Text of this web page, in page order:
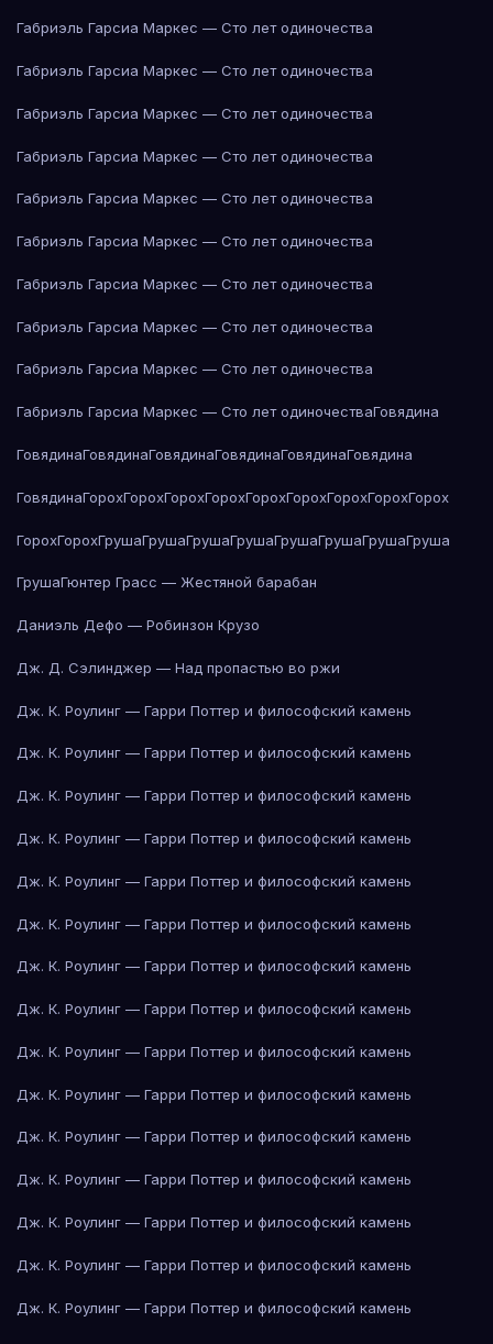
Габриэль Гарсиа Маркес — Сто лет одиночества
Габриэль Гарсиа Маркес — Сто лет одиночества
Габриэль Гарсиа Маркес — Сто лет одиночества
Габриэль Гарсиа Маркес — Сто лет одиночества
Габриэль Гарсиа Маркес — Сто лет одиночества
Габриэль Гарсиа Маркес — Сто лет одиночества
Габриэль Гарсиа Маркес — Сто лет одиночества
Габриэль Гарсиа Маркес — Сто лет одиночества
Габриэль Гарсиа Маркес — Сто лет одиночества
Габриэль Гарсиа Маркес — Сто лет одиночестваГовядина
ГовядинаГовядинаГовядинаГовядинаГовядинаГовядина
ГовядинаГорохГорохГорохГорохГорохГорохГорохГорохГорох
ГорохГорохГрушаГрушаГрушаГрушаГрушаГрушаГрушаГруша
ГрушаГюнтер Грасс — Жестяной барабан
Даниэль Дефо — Робинзон Крузо
Дж. Д. Сэлинджер — Над пропастью во ржи
Дж. К. Роулинг — Гарри Поттер и философский камень
Дж. К. Роулинг — Гарри Поттер и философский камень
Дж. К. Роулинг — Гарри Поттер и философский камень
Дж. К. Роулинг — Гарри Поттер и философский камень
Дж. К. Роулинг — Гарри Поттер и философский камень
Дж. К. Роулинг — Гарри Поттер и философский камень
Дж. К. Роулинг — Гарри Поттер и философский камень
Дж. К. Роулинг — Гарри Поттер и философский камень
Дж. К. Роулинг — Гарри Поттер и философский камень
Дж. К. Роулинг — Гарри Поттер и философский камень
Дж. К. Роулинг — Гарри Поттер и философский камень
Дж. К. Роулинг — Гарри Поттер и философский камень
Дж. К. Роулинг — Гарри Поттер и философский камень
Дж. К. Роулинг — Гарри Поттер и философский камень
Дж. К. Роулинг — Гарри Поттер и философский камень